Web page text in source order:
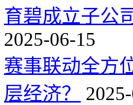
育碧成立子公
2025-06-15
赛事联动全方
层经济？